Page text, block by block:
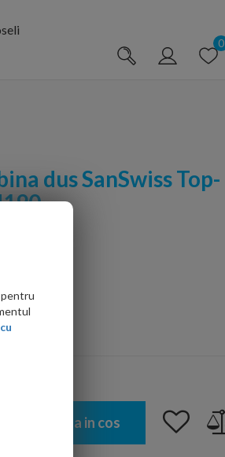
0
dus SanSwiss Top-
ieftin?
Adauga in cos